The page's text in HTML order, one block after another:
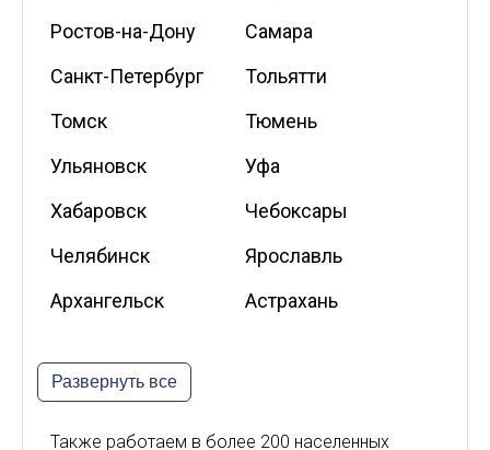
Ростов-на-Дону
Самара
Санкт-Петербург
Тольятти
Томск
Тюмень
Ульяновск
Уфа
Хабаровск
Чебоксары
Челябинск
Ярославль
Архангельск
Астрахань
Калининград
Киров
Курск
Развернуть все
Также работаем в более 200 населенных